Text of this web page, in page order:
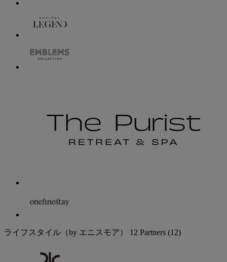
ライフスタイル（by エニスモア） 12 Partners (12)